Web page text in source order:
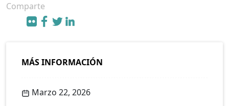
Comparte
MÁS INFORMACIÓN
Marzo 22, 2026